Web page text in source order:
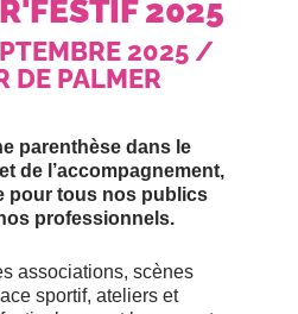
2025
2025 /
DE PALMER
parenthèse dans le
de l’accompagnement,
pour tous nos publics
professionnels.
associations, scènes
sportif, ateliers et